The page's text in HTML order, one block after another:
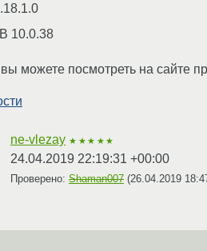
10.0.38
можете посмотреть на сайте
ne-vlezay ★★★★★
24.04.2019 22:19:31 +00:00
Проверено: Shaman007 (26.04.2019